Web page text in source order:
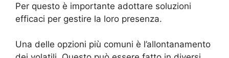
Per questo è importante adottare soluzioni
efficaci per gestire la loro presenza.
Una delle opzioni più comuni è l’allontanamento